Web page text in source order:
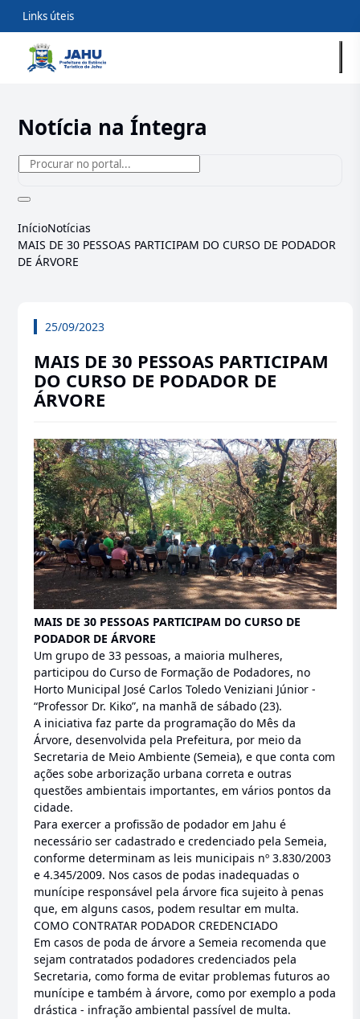
Links úteis
Notícia na Íntegra
InícioNotícias
MAIS DE 30 PESSOAS PARTICIPAM DO CURSO DE PODADOR
DE ÁRVORE
25/09/2023
MAIS DE 30 PESSOAS PARTICIPAM
DO CURSO DE PODADOR DE
ÁRVORE
MAIS DE 30 PESSOAS PARTICIPAM DO CURSO DE
PODADOR DE ÁRVORE
Um grupo de 33 pessoas, a maioria mulheres,
participou do Curso de Formação de Podadores, no
Horto Municipal José Carlos Toledo Veniziani Júnior -
“Professor Dr. Kiko”, na manhã de sábado (23).
A iniciativa faz parte da programação do Mês da
Árvore, desenvolvida pela Prefeitura, por meio da
Secretaria de Meio Ambiente (Semeia), e que conta com
ações sobe arborização urbana correta e outras
questões ambientais importantes, em vários pontos da
cidade.
Para exercer a profissão de podador em Jahu é
necessário ser cadastrado e credenciado pela Semeia,
conforme determinam as leis municipais nº 3.830/2003
e 4.345/2009. Nos casos de podas inadequadas o
munícipe responsável pela árvore fica sujeito à penas
que, em alguns casos, podem resultar em multa.
COMO CONTRATAR PODADOR CREDENCIADO
Em casos de poda de árvore a Semeia recomenda que
sejam contratados podadores credenciados pela
Secretaria, como forma de evitar problemas futuros ao
munícipe e também à árvore, como por exemplo a poda
drástica - infração ambiental passível de multa.